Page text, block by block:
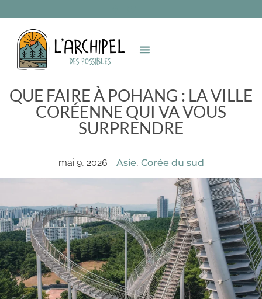
QUE FAIRE À POHANG : LA VILLE
CORÉENNE QUI VA VOUS
SURPRENDRE
mai 9, 2026 Asie, Corée du sud